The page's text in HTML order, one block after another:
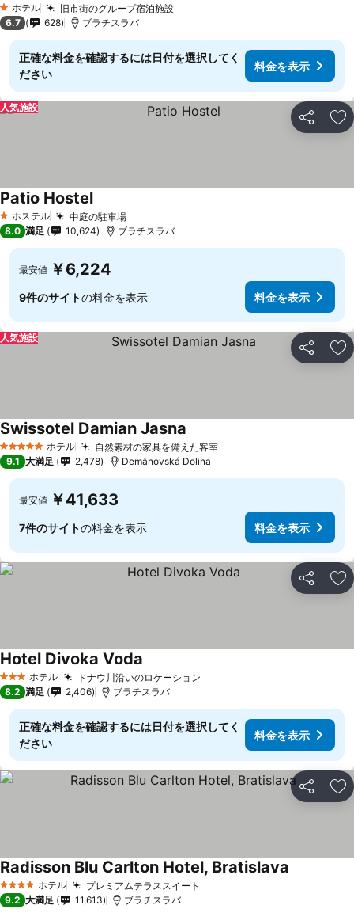
1 ホテルのランク
ホテル 旧市街のグループ宿泊施設
6.7 628 ブラチスラバ
正確な料金を確認するには日付を選択してく
ださい
料金を表示
シェア お
人気施設
1 ホテルのランク
ホステル 中庭の駐車場
Patio Hostel
8.0 満足 10,624 ブラチスラバ
最安値 ￥6,224
9件のサイトの料金を表示 料金を表示
シェア お
人気施設
5 ホテルのランク
ホテル 自然素材の家具を備えた客室
Swissotel Damian Jasna
9.1 大満足 2,478 Demänovská Dolina
最安値 ￥41,633
7件のサイトの料金を表示 料金を表示
シェア お
3 ホテルのランク
ホテル ドナウ川沿いのロケーション
Hotel Divoka Voda
8.2 満足 2,406 ブラチスラバ
正確な料金を確認するには日付を選択してく
ださい
料金を表示
シェア お
4 ホテルのランク
ホテル プレミアムテラススイート
Radisson Blu Carlton Hotel, Bratislava
9.2 大満足 11,613 ブラチスラバ